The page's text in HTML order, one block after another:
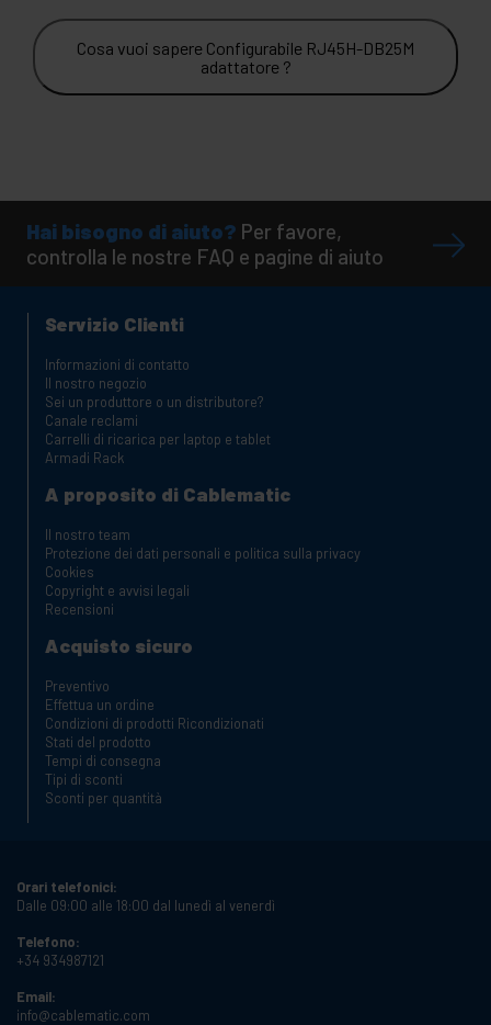
Cosa vuoi sapere Configurabile RJ45H-DB25M
adattatore ?
Hai bisogno di aiuto? Per favore,
controlla le nostre FAQ e pagine di aiuto
Servizio Clienti
Informazioni di contatto
Il nostro negozio
Sei un produttore o un distributore?
Canale reclami
Carrelli di ricarica per laptop e tablet
Armadi Rack
A proposito di Cablematic
Il nostro team
Protezione dei dati personali e politica sulla privacy
Cookies
Copyright e avvisi legali
Recensioni
Acquisto sicuro
Preventivo
Effettua un ordine
Condizioni di prodotti Ricondizionati
Stati del prodotto
Tempi di consegna
Tipi di sconti
Sconti per quantità
Orari telefonici:
Dalle 09:00 alle 18:00 dal lunedì al venerdì
Telefono:
+34 934987121
Email:
info@cablematic.com